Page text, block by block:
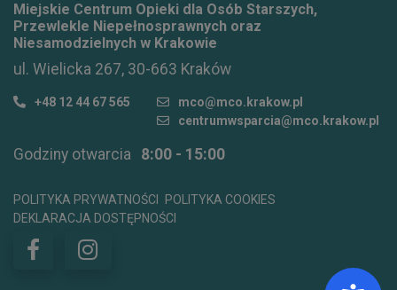
Miejskie Centrum Opieki dla Osób Starszych,
Przewlekle Niepełnosprawnych oraz
Niesamodzielnych w Krakowie
ul. Wielicka 267, 30-663 Kraków
+48 12 44 67 565
mco@mco.krakow.pl
centrumwsparcia@mco.krakow.pl
Godziny otwarcia 8:00 - 15:00
POLITYKA PRYWATNOŚCI
POLITYKA COOKIES
DEKLARACJA DOSTĘPNOŚCI